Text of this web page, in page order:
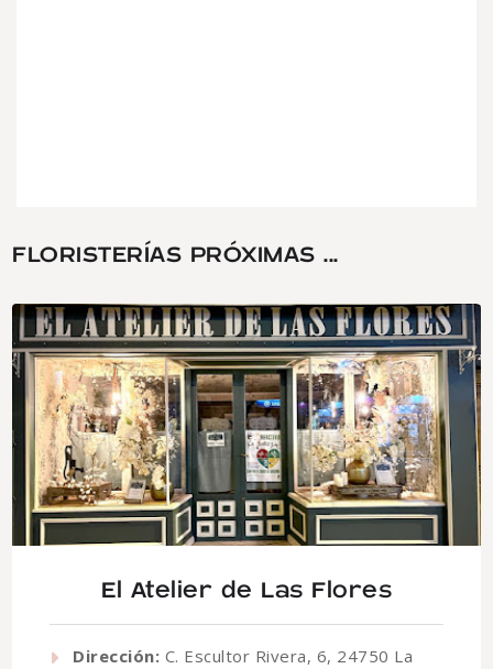
FLORISTERÍAS PRÓXIMAS ...
El Atelier de Las Flores
Dirección: C. Escultor Rivera, 6, 24750 La